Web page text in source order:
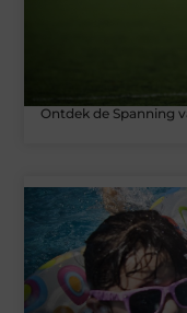
Ontdek de Spanning